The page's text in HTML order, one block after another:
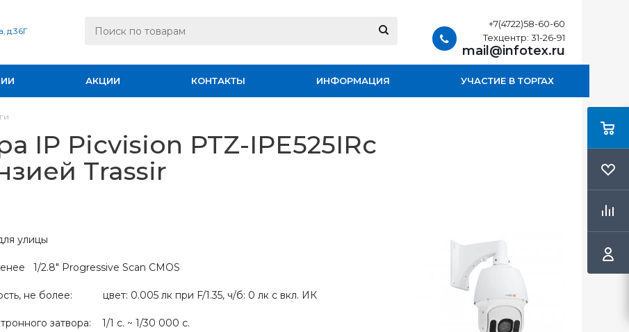
д.36Г
+7(4722)58-60-60
Техцентр: 31-26-91
mail@infotex.ru
АКЦИИ КОНТАКТЫ ИНФОРМАЦИЯ УЧАСТИЕ В ТОРГАХ
IP Picvision PTZ-IPE525IRс
Trassir
улицы
1/2.8" Progressive Scan CMOS
не более: цвет: 0.005 лк при F/1.35, ч/б: 0 лк с вкл. ИК
затвора: 1/1 с. ~ 1/30 000 с.